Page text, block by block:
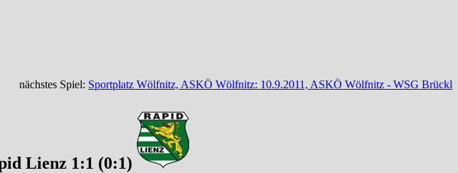
nächstes Spiel: Sportplatz Wölfnitz, ASKÖ Wölfnitz: 10.9.2011, ASKÖ Wölfnitz - WSG Brückl
Lienz 1:1 (0:1)